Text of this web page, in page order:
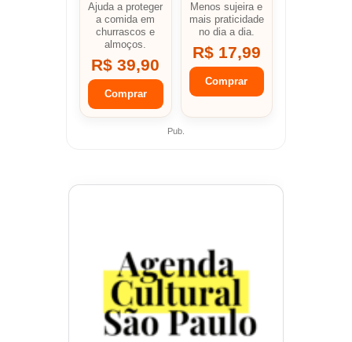
Ajuda a proteger
a comida em
churrascos e
almoços.
R$ 39,90
Comprar
Menos sujeira e
mais praticidade
no dia a dia.
R$ 17,99
Comprar
Pub.